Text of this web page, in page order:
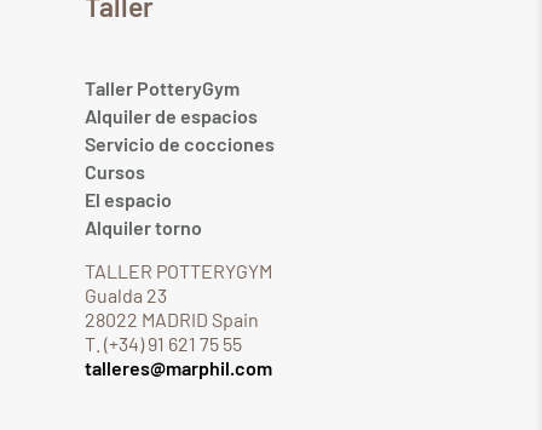
Taller PotteryGym
Alquiler de espacios
Servicio de cocciones
Cursos
El espacio
Alquiler torno
TALLER POTTERYGYM
Gualda 23
28022 MADRID Spain
T. (+34) 91 621 75 55
talleres@marphil.com